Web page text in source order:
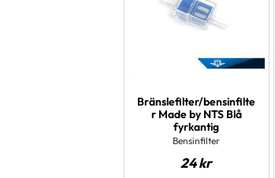
Bränslefilter/bensinfilte
r Made by NTS Blå
fyrkantig
Bensinfilter
24kr